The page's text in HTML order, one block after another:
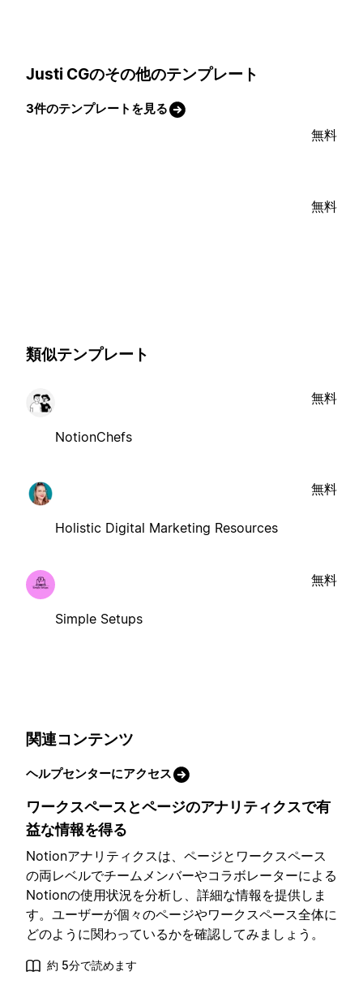
Justi CGのその他のテンプレート
3件のテンプレートを見る
無料
無料
類似テンプレート
NotionChefs
無料
Holistic Digital Marketing Resources
無料
Simple Setups
無料
関連コンテンツ
ヘルプセンターにアクセス
ワークスペースとページのアナリティクスで有
益な情報を得る
Notionアナリティクスは、ページとワークスペース
の両レベルでチームメンバーやコラボレーターによる
Notionの使用状況を分析し、詳細な情報を提供しま
す。ユーザーが個々のページやワークスペース全体に
どのように関わっているかを確認してみましょう。
約 5分で読めます